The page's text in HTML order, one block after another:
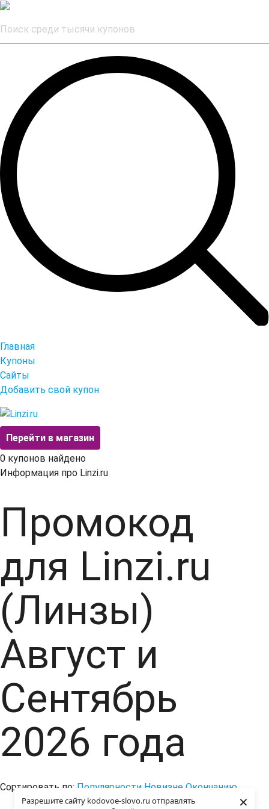
Разрешите сайту kodovoe-slovo.ru отправлять
×
Главная
Купоны
Сайты
Добавить свой купон
Перейти в магазин
0 купонов найдено
Информация про Linzi.ru
Промокод
для Linzi.ru
(Линзы)
Август и
Сентябрь
2026 года
Сортировать по: Популярности Новизне Окончанию
Купоны не найдены